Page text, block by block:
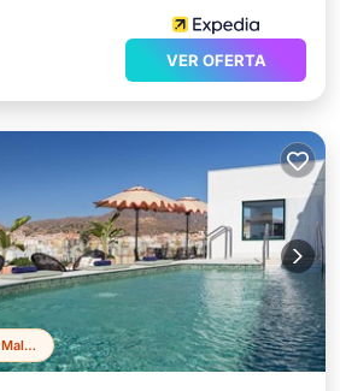
VER OFERTA
En el 20% superior en Malaga Historic Centre